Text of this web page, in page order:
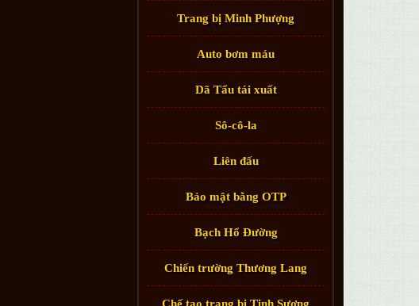
Trang bị Minh Phượng
Auto bơm máu
Dã Tẩu tái xuất
Sô-cô-la
Liên đấu
Bảo mật bằng OTP
Bạch Hổ Đường
Chiến trường Thương Lang